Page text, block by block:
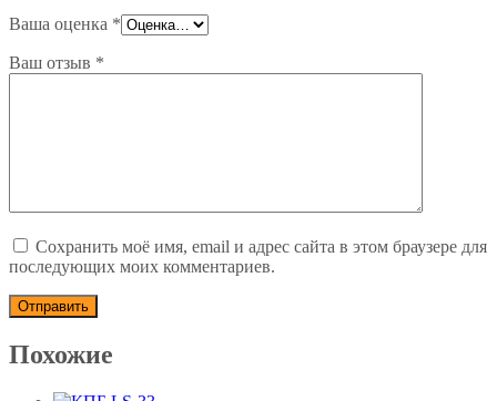
Ваша оценка *
Ваш отзыв *
Сохранить моё имя, email и адрес сайта в этом браузере для
последующих моих комментариев.
Похожие